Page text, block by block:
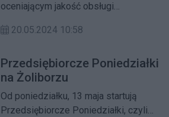
oceniającym jakość obsługi
przedsiębiorców przez urzędy
na poziomie gminnym dzielnica
Żoliborz została ponownie
wyróżniona.
20.05.2024 10:58
Przedsiębiorcze Poniedziałki
na Żoliborzu
Od poniedziałku, 13 maja startują
Przedsiębiorcze Poniedziałki, czyli